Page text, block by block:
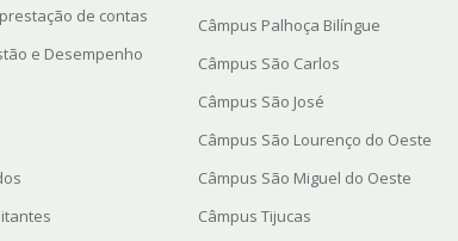
de contas
e Desempenho
Câmpus Palhoça Bilíngue
Câmpus São Carlos
Câmpus São José
Câmpus São Lourenço do Oeste
Câmpus São Miguel do Oeste
Câmpus Tijucas